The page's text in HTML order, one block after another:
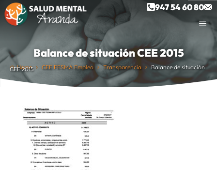
Saltar
al
contenido
947 54 60 80
Balance de situación CEE 2015
Home CEE FESMA Empleo Transparencia Balance de situación
CEE 2015